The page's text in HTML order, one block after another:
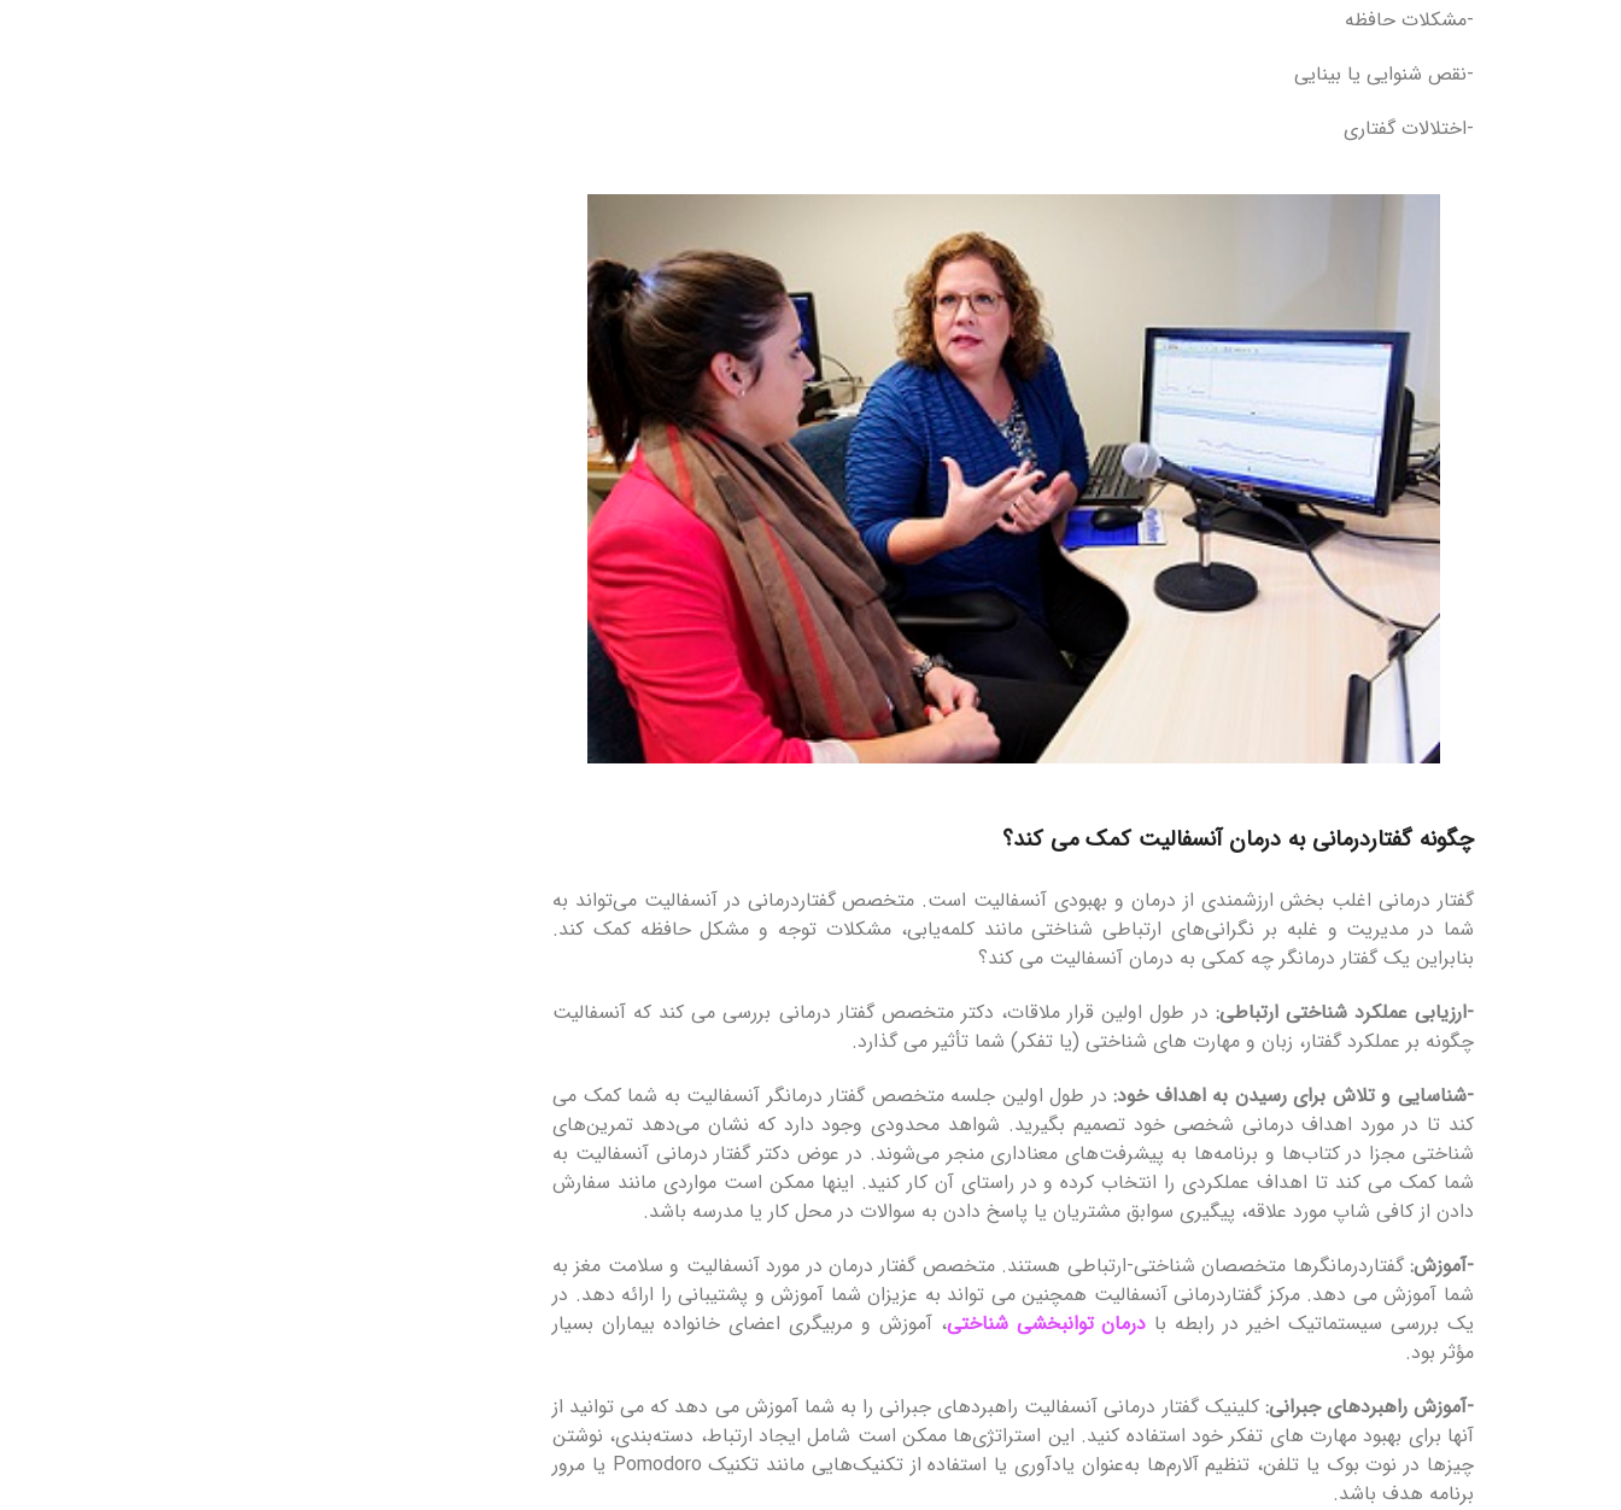
-مشکلات حافظه
-نقص شنوایی یا بینایی
-اختلالات گفتاری
چگونه گفتاردرمانی به درمان آنسفالیت کمک می کند؟
گفتار درمانی اغلب بخش ارزشمندی از درمان و بهبودی آنسفالیت است. متخصص گفتاردرمانی در آنسفالیت می‌تواند به
شما در مدیریت و غلبه بر نگرانی‌های ارتباطی شناختی مانند کلمه‌یابی، مشکلات توجه و مشکل حافظه کمک کند.
بنابراین یک گفتار درمانگر چه کمکی به درمان آنسفالیت می کند؟
-ارزیابی عملکرد شناختی ارتباطی: در طول اولین قرار ملاقات، دکتر متخصص گفتار درمانی بررسی می کند که آنسفالیت
چگونه بر عملکرد گفتار، زبان و مهارت های شناختی (یا تفکر) شما تأثیر می گذارد.
-شناسایی و تلاش برای رسیدن به اهداف خود:در طول اولین جلسه متخصص گفتار درمانگر آنسفالیت به شما کمک می
کند تا در مورد اهداف درمانی شخصی خود تصمیم بگیرید. شواهد محدودی وجود دارد که نشان می‌دهد تمرین‌های
شناختی مجزا در کتاب‌ها و برنامه‌ها به پیشرفت‌های معناداری منجر می‌شوند. در عوض دکتر گفتار درمانی آنسفالیت به
شما کمک می کند تا اهداف عملکردی را انتخاب کرده و در راستای آن کار کنید. اینها ممکن است مواردی مانند سفارش
دادن از کافی شاپ مورد علاقه، پیگیری سوابق مشتریان یا پاسخ دادن به سوالات در محل کار یا مدرسه باشد.
-آموزش: گفتاردرمانگرها متخصصان شناختی-ارتباطی هستند. متخصص گفتار درمان در مورد آنسفالیت و سلامت مغز به
شما آموزش می دهد. مرکز گفتاردرمانی آنسفالیت همچنین می تواند به عزیزان شما آموزش و پشتیبانی را ارائه دهد. در
یک بررسی سیستماتیک اخیر در رابطه با درمان توانبخشی شناختی، آموزش و مربیگری اعضای خانواده بیماران بسیار
مؤثر بود.
-آموزش راهبردهای جبرانی:کلینیک گفتار درمانی آنسفالیت راهبردهای جبرانی را به شما آموزش می دهد که می توانید از
آنها برای بهبود مهارت های تفکر خود استفاده کنید. این استراتژی‌ها ممکن است شامل ایجاد ارتباط، دسته‌بندی، نوشتن
چیزها در نوت ‌بوک یا تلفن، تنظیم آلارم‌ها به‌عنوان یادآوری یا استفاده از تکنیک‌هایی مانند تکنیک Pomodoro یا مرور
برنامه هدف باشد.